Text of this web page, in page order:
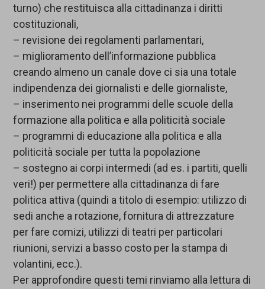
turno) che restituisca alla cittadinanza i diritti
costituzionali,
– revisione dei regolamenti parlamentari,
– miglioramento dell’informazione pubblica
creando almeno un canale dove ci sia una totale
indipendenza dei giornalisti e delle giornaliste,
– inserimento nei programmi delle scuole della
formazione alla politica e alla politicità sociale
– programmi di educazione alla politica e alla
politicità sociale per tutta la popolazione
– sostegno ai corpi intermedi (ad es. i partiti, quelli
veri!) per permettere alla cittadinanza di fare
politica attiva (quindi a titolo di esempio: utilizzo di
sedi anche a rotazione, fornitura di attrezzature
per fare comizi, utilizzi di teatri per particolari
riunioni, servizi a basso costo per la stampa di
volantini, ecc.).
Per approfondire questi temi rinviamo alla lettura di